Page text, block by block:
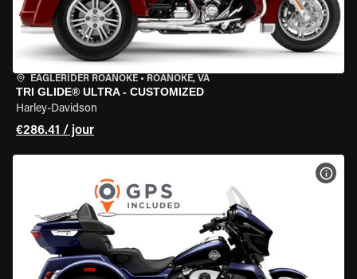
EAGLERIDER ROANOKE • ROANOKE, VA
TRI GLIDE® ULTRA - CUSTOMIZED
Harley-Davidson
€286.41 / jour